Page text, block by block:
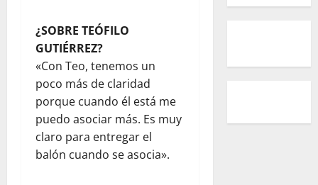
¿SOBRE TEÓFILO
GUTIÉRREZ?
«Con Teo, tenemos un
poco más de claridad
porque cuando él está me
puedo asociar más. Es muy
claro para entregar el
balón cuando se asocia».